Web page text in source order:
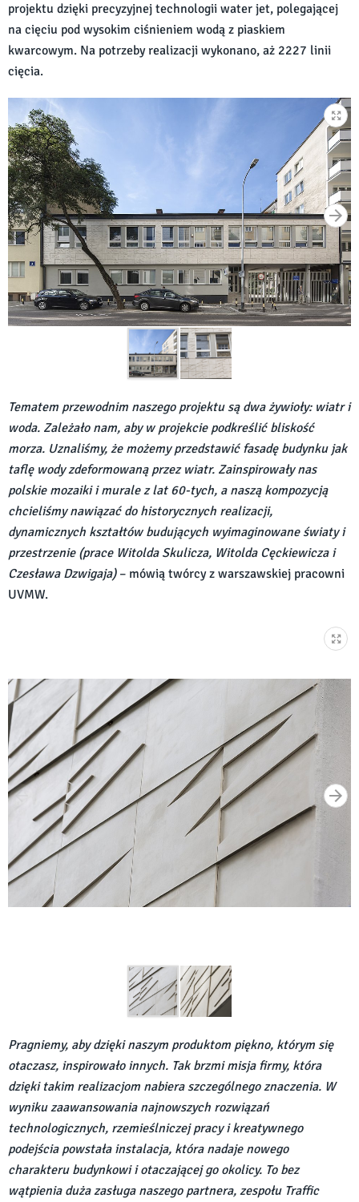
projektu dzięki precyzyjnej technologii water jet, polegającej
na cięciu pod wysokim ciśnieniem wodą z piaskiem
kwarcowym. Na potrzeby realizacji wykonano, aż 2227 linii
cięcia.
Tematem przewodnim naszego projektu są dwa żywioły: wiatr i
woda. Zależało nam, aby w projekcie podkreślić bliskość
morza. Uznaliśmy, że możemy przedstawić fasadę budynku jak
taflę wody zdeformowaną przez wiatr. Zainspirowały nas
polskie mozaiki i murale z lat 60-tych, a naszą kompozycją
chcieliśmy nawiązać do historycznych realizacji,
dynamicznych kształtów budujących wyimaginowane światy i
przestrzenie (prace Witolda Skulicza, Witolda Cęckiewicza i
Czesława Dzwigaja) – mówią twórcy z warszawskiej pracowni
UVMW.
Pragniemy, aby dzięki naszym produktom piękno, którym się
otaczasz, inspirowało innych. Tak brzmi misja firmy, która
dzięki takim realizacjom nabiera szczególnego znaczenia. W
wyniku zaawansowania najnowszych rozwiązań
technologicznych, rzemieślniczej pracy i kreatywnego
podejścia powstała instalacja, która nadaje nowego
charakteru budynkowi i otaczającej go okolicy. To bez
wątpienia duża zasługa naszego partnera, zespołu Traffic